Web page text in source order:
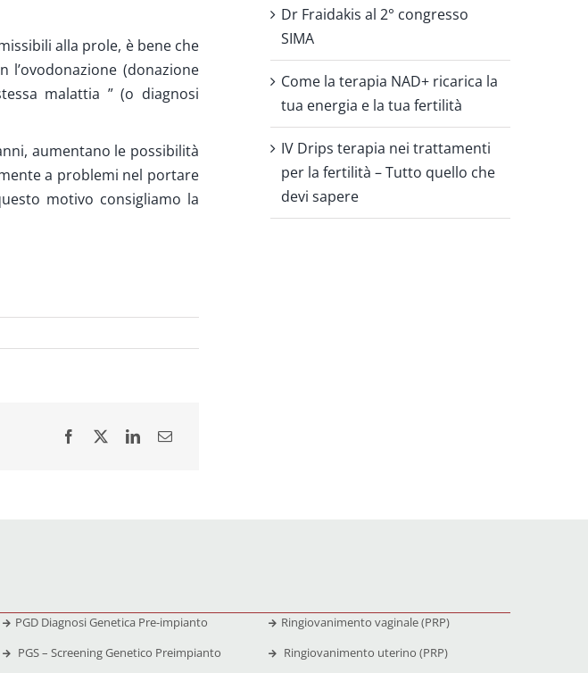
alla prole, è bene che
(donazione
malattia ” (o diagnosi
aumentano le possibilità
a problemi nel portare
motivo consigliamo la
Dr Fraidakis al 2° congresso
SIMA
Come la terapia NAD+ ricarica la
tua energia e la tua fertilità
IV Drips terapia nei trattamenti
per la fertilità – Tutto quello che
devi sapere
PGD Diagnosi Genetica Pre-impianto
PGS – Screening Genetico Preimpianto
Ringiovanimento vaginale (PRP)
Ringiovanimento uterino (PRP)